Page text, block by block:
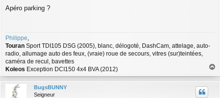
s
e
Apéro parking ?
Philippe,
Touran Sport TDI105 DSG (2005), blanc, délogoté, DashCam, attelage, auto-
radio, allumage auto des feux, (vraie) roue de secours, vitres (sur)teintées,
caméra de recul, bavettes
Koleos Exception DCI150 4x4 BVA (2012)
a
u
BugsBUNNY
Seigneur